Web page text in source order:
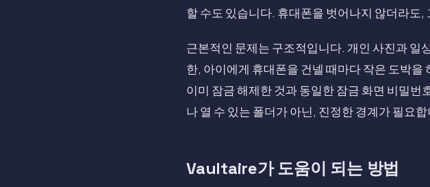
할 수도 있습니다. 휴대폰을 벗어나지 않더라도
근본적인 문제는 구조적입니다. 개인 사진과 일
한, 아이에게 휴대폰을 건넬 때마다 작은 도박
이미 잠금 해제한 것과 동일한 잠금 화면 비밀
나 열 수 있는 폴더가 아닌, 진정한 경계가 필요합
Vaultaire가 도움이 되는 방법